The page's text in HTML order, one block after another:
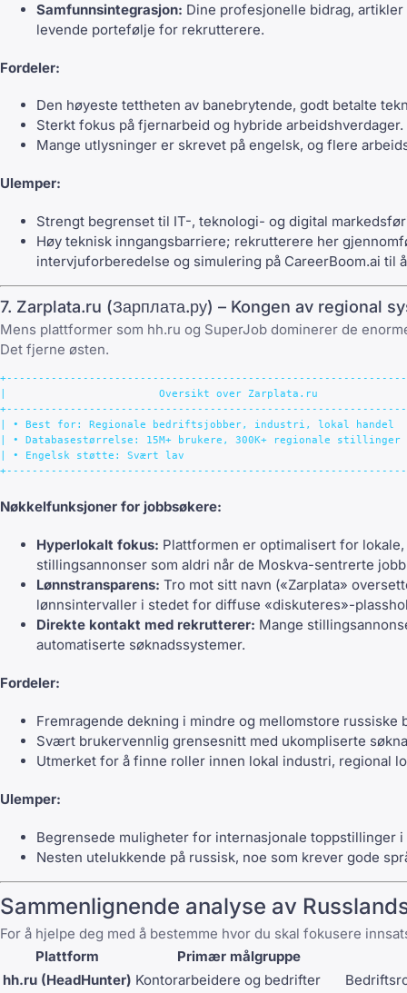
Samfunnsintegrasjon: Dine profesjonelle bidrag,
levende portefølje for rekrutterere.
Fordeler:
Den høyeste tettheten av banebrytende, godt betalte
Sterkt fokus på fjernarbeid og hybride arbeidshverdager.
Mange utlysninger er skrevet på engelsk, og flere
Ulemper:
Strengt begrenset til IT-, teknologi- og digital
Høy teknisk inngangsbarriere; rekrutterere her
intervjuforberedelse og simulering på CareerBoom.ai til
7. Zarplata.ru (Зарплата.ру) – Kongen av regional
Mens plattformer som hh.ru og SuperJob dominerer de
Det fjerne østen.
|                        Oversikt over Zarplata.ru
| • Best for: Regionale bedriftsjobber, industri, lokal
| • Databasestørrelse: 15M+ brukere, 300K+ regionale
| • Engelsk støtte: Svært lav
Nøkkelfunksjoner for jobbsøkere:
Hyperlokalt fokus: Plattformen er optimalisert for
stillingsannonser som aldri når de Moskva-sentrerte
Lønnstransparens: Tro mot sitt navn («Zarplata»
lønnsintervaller i stedet for diffuse «diskuteres»-
Direkte kontakt med rekrutterer: Mange
automatiserte søknadssystemer.
Fordeler:
Fremragende dekning i mindre og mellomstore russiske
Svært brukervennlig grensesnitt med ukompliserte
Utmerket for å finne roller innen lokal industri, regional
Ulemper:
Begrensede muligheter for internasjonale
Nesten utelukkende på russisk, noe som krever gode
Sammenlignende analyse av
For å hjelpe deg med å bestemme hvor du skal fokusere
Plattform
Primær målgruppe
hh.ru (HeadHunter) Kontorarbeidere og bedrifter